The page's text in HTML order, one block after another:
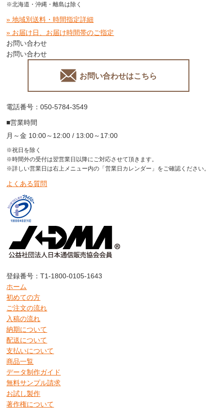
※北海道・沖縄・離島は除く
» 地域別送料・時間指定詳細
» お届け日、お届け時間帯のご指定
お問い合わせ
お問い合わせ
お問い合わせはこちら
電話番号：050-5784-3549
■営業時間
月～金 10:00～12:00 / 13:00～17:00
※祝日を除く
※時間外の受付は翌営業日以降にご対応させて頂きます。
※詳しい営業日は右上メニュー内の「営業日カレンダー」をご確認ください。
よくある質問
登録番号：T1-1800-0105-1643
ホーム
初めての方
ご注文の流れ
入稿の流れ
納期について
配送について
支払いについて
商品一覧
データ制作ガイド
無料サンプル請求
お試し製作
著作権について